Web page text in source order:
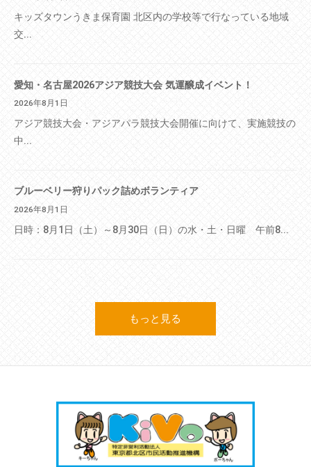
キッズタウンうきま保育園 北区内の学校等で行なっている地域
交...
愛知・名古屋2026アジア競技大会 気運醸成イベント！
2026年8月1日
アジア競技大会・アジアパラ競技大会開催に向けて、実施競技の
中...
ブルーベリー狩りパック詰めボランティア
2026年8月1日
日時：8月1日（土）～8月30日（日）の水・土・日曜 午前8...
もっと見る